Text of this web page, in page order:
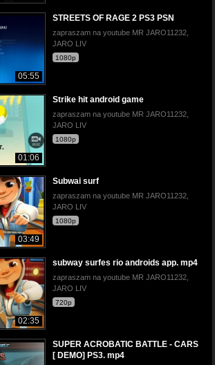
05:55
STREETS OF RAGE 2 PS3 PSN
zapraszam na youtube MR JARO11232,
JARO LIV
1080p
01:06
Strike hit android game
zapraszam na youtube MR JARO11232,
JARO LIV
1080p
03:49
Subwai surf
zapraszam na youtube MR JARO11232,
JARO LIV
1080p
02:35
subway surfes rio androids app. mp4
zapraszam na youtube MR JARO11232,
JARO LIV
720p
SUPER ACROBATIC BATTLE - CARS
[ DEMO] PS3. mp4